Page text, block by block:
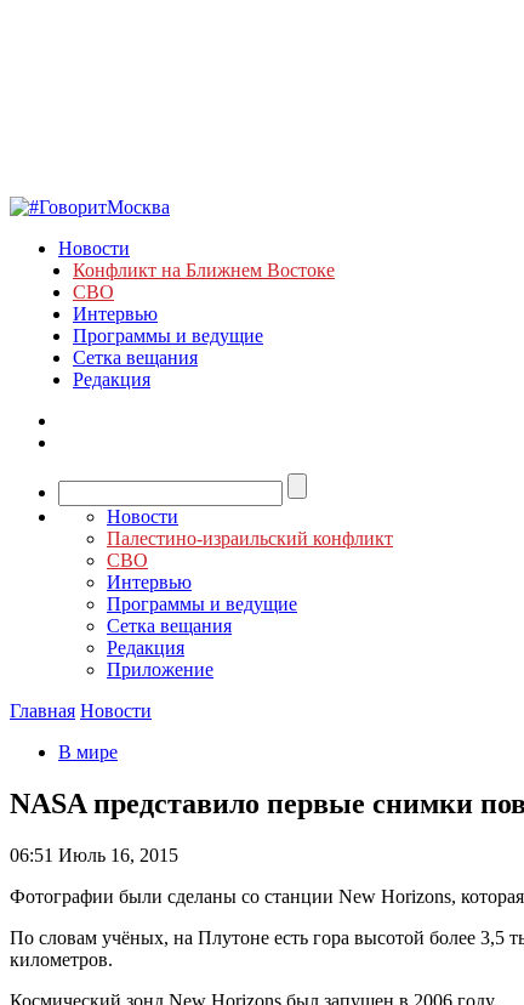
Новости
Конфликт на Ближнем Востоке
СВО
Интервью
Программы и ведущие
Сетка вещания
Редакция
Новости
Палестино-израильский конфликт
СВО
Интервью
Программы и ведущие
Сетка вещания
Редакция
Приложение
Главная Новости
В мире
NASA представило первые снимки
06:51 Июль 16, 2015
Фотографии были сделаны со станции New Horizons,
По словам учёных, на Плутоне есть гора высотой более 3,5
километров.
Космический зонд New Horizons был запущен в 2006 году.